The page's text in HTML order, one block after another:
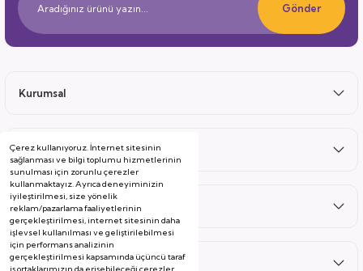
Çerez kullanıyoruz. İnternet sitesinin
sağlanması ve bilgi toplumu hizmetlerinin
sunulması için zorunlu çerezler
kullanmaktayız. Ayrıca deneyiminizin
iyileştirilmesi, size yönelik
reklam/pazarlama faaliyetlerinin
gerçekleştirilmesi, internet sitesinin daha
işlevsel kullanılması ve geliştirilebilmesi
için performans analizinin
gerçekleştirilmesi kapsamında üçüncü taraf
Gönder
Kurumsal
Satış Sonrası
Hizmetler
Kategoriler